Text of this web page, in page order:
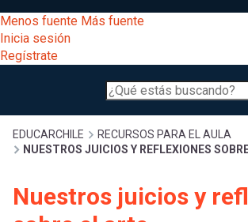
al
contenido
principal
[Educarchile
Escritorio]
Menú
Menos fuente Más fuente
Inicia sesión
Regístrate
Buscar
Menú
principal
Desarrollo
Expand
Gestión
Expand
Comunidad
Sobrescribir
enlaces
EDUCARCHILE
RECURSOS PARA EL AULA
NUESTROS JUICIOS Y REFLEXIONES
Nuestros juicios y